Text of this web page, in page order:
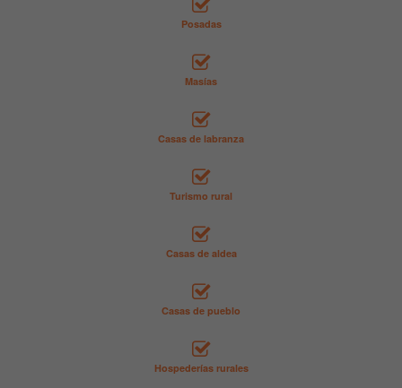
Posadas
Masías
Casas de labranza
Turismo rural
Casas de aldea
Casas de pueblo
Hospederías rurales